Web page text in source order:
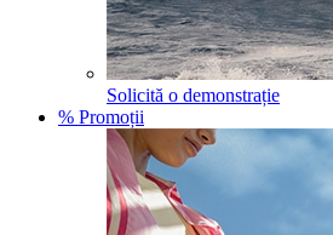
Solicită o demonstrație
% Promoții